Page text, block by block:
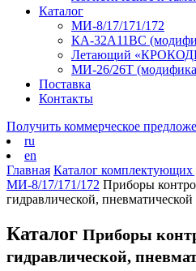
Каталог
МИ-8/17/171/172
КА-32А11ВС
Летающий
МИ-26/26Т
Поставка
Контакты
Получить коммерческое
ru
en
Главная Каталог комплектующих
МИ-8/17/171/172 Приборы
гидравлической,
Каталог Приборы
гидравлической,